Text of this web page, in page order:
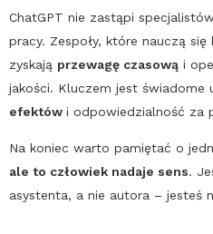
ChatGPT nie zastąpi
pracy. Zespoły, które nauczą się
zyskają przewagę czasową i
jakości. Kluczem jest świadome
efektów i odpowiedzialność za
Na koniec warto pamiętać o
ale to człowiek nadaje sens.
asystenta, a nie autora – jesteś